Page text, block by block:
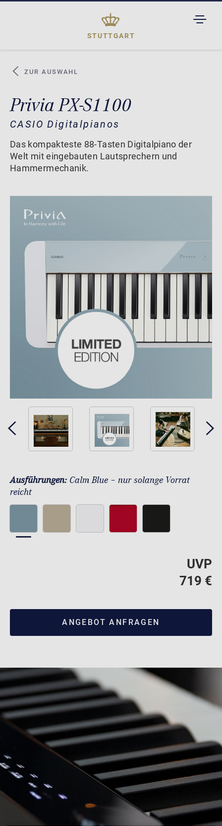
STUTTGART
ZUR AUSWAHL
Privia PX-S1100
CASIO Digitalpianos
Das kompakteste 88-Tasten Digitalpiano der
Welt mit eingebauten Lautsprechern und
Hammermechanik.
Ausführungen: Calm Blue – nur solange Vorrat
reicht
UVP
719 €
ANGEBOT ANFRAGEN